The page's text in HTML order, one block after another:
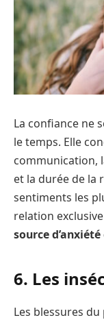
La confiance ne
le temps. Elle
communication,
et la durée de la
sentiments les
relation
source
6. Les
Les blessures